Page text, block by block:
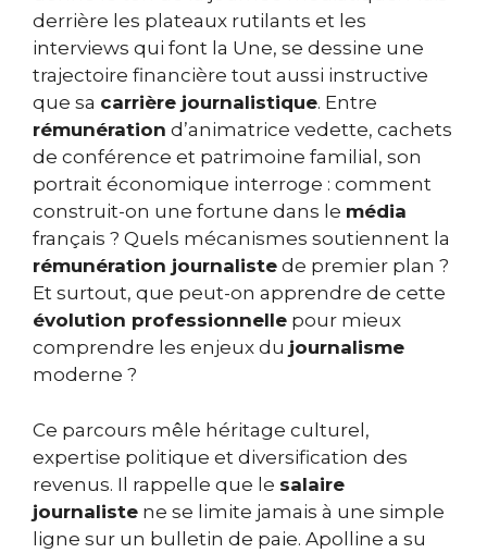
derrière les plateaux rutilants et les
interviews qui font la Une, se dessine une
trajectoire financière tout aussi instructive
que sa carrière journalistique. Entre
rémunération d’animatrice vedette, cachets
de conférence et patrimoine familial, son
portrait économique interroge : comment
construit-on une fortune dans le média
français ? Quels mécanismes soutiennent la
rémunération journaliste de premier plan ?
Et surtout, que peut-on apprendre de cette
évolution professionnelle pour mieux
comprendre les enjeux du journalisme
moderne ?
Ce parcours mêle héritage culturel,
expertise politique et diversification des
revenus. Il rappelle que le salaire
journaliste ne se limite jamais à une simple
ligne sur un bulletin de paie. Apolline a su